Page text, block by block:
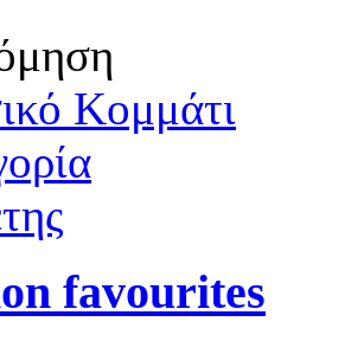
Κομμάτι
favourites